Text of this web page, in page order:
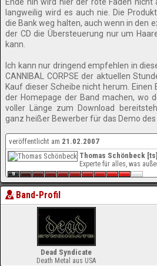
langweilig wird es auch nie. Die
die Bank weg halten, auch wenn in den
der CD die Übersteuerung nur um
kann.
Ich kann nur dringend empfehlen in
CANNIBAL CORPSE der aktuellen
Kauf dieser Scheibe nicht herum.
der Homepage der Band machen, wo
voller Länge zum Download
ganz heißer Bewerber für das Demo des
veröffentlicht am 21.02.2007
Thomas Schönbeck [ts]
Experte für alles, was
Band-Profil
Dead Syndicate
Death Metal aus USA